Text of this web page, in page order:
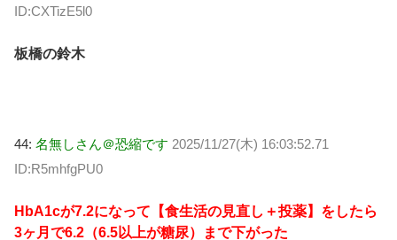
ID:CXTizE5l0
板橋の鈴木
44: 名無しさん＠恐縮です 2025/11/27(木) 16:03:52.71
ID:R5mhfgPU0
HbA1cが7.2になって【食生活の見直し＋投薬】をしたら
3ヶ月で6.2（6.5以上が糖尿）まで下がった